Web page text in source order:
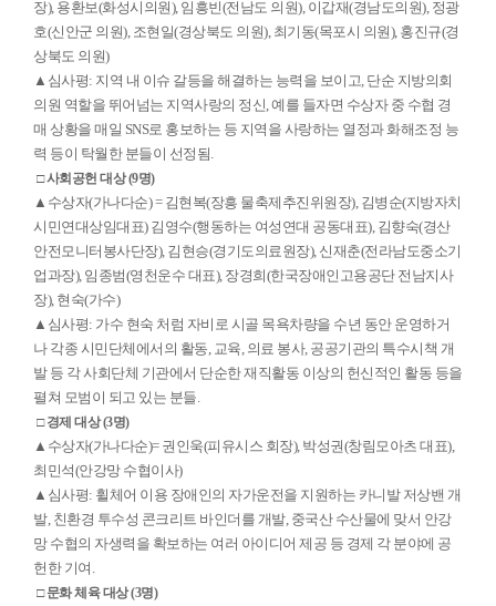
장), 용환보(화성시의원), 임흥빈(전남도 의원), 이갑재(경남도의원), 정광
호(신안군 의원), 조현일(경상북도 의원), 최기동(목포시 의원), 홍진규(경
상북도 의원)
▲심사평: 지역 내 이슈 갈등을 해결하는 능력을 보이고, 단순 지방의회
의원 역할을 뛰어넘는 지역사랑의 정신, 예를 들자면 수상자 중 수협 경
매 상황을 매일 SNS로 홍보하는 등 지역을 사랑하는 열정과 화해조정 능
력 등이 탁월한 분들이 선정됨.
□ 사회공헌 대상 (9명)
▲수상자(가나다순) = 김현복(장흥 물축제추진위원장), 김병순(지방자치
시민연대상임대표) 김영수(행동하는 여성연대 공동대표), 김향숙(경산
안전모니터봉사단장), 김현승(경기도의료원장), 신재춘(전라남도중소기
업과장), 임종범(영천운수 대표), 장경희(한국장애인고용공단 전남지사
장), 현숙(가수)
▲심사평: 가수 현숙 처럼 자비로 시골 목욕차량을 수년 동안 운영하거
나 각종 시민단체에서의 활동, 교육, 의료 봉사, 공공기관의 특수시책 개
발 등 각 사회단체 기관에서 단순한 재직활동 이상의 헌신적인 활동 등을
펼쳐 모범이 되고 있는 분들.
□ 경제 대상 (3명)
▲수상자(가나다순)= 권인욱(피유시스 회장), 박성권(창림모아츠 대표),
최민석(안강망 수협이사)
▲심사평: 휠체어 이용 장애인의 자가운전을 지원하는 카니발 저상밴 개
발, 친환경 투수성 콘크리트 바인더를 개발, 중국산 수산물에 맞서 안강
망 수협의 자생력을 확보하는 여러 아이디어 제공 등 경제 각 분야에 공
헌한 기여.
□ 문화 체육 대상 (3명)